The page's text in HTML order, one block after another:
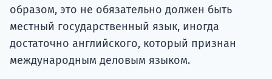
образом, это не обязательно должен быть
местный государственный язык, иногда
достаточно английского, который признан
международным деловым языком.